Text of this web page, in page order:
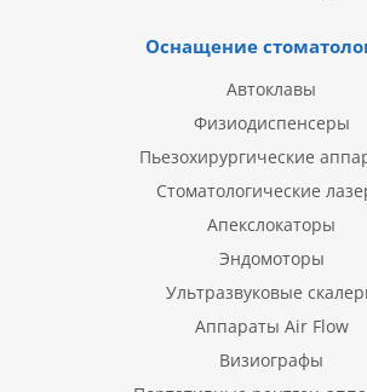
Оснащение
Автоклавы
Физиодиспенсеры
Пьезохирургические
Стоматологические
Апекслокаторы
Эндомоторы
Ультразвуковые
Аппараты Air Flow
Визиографы